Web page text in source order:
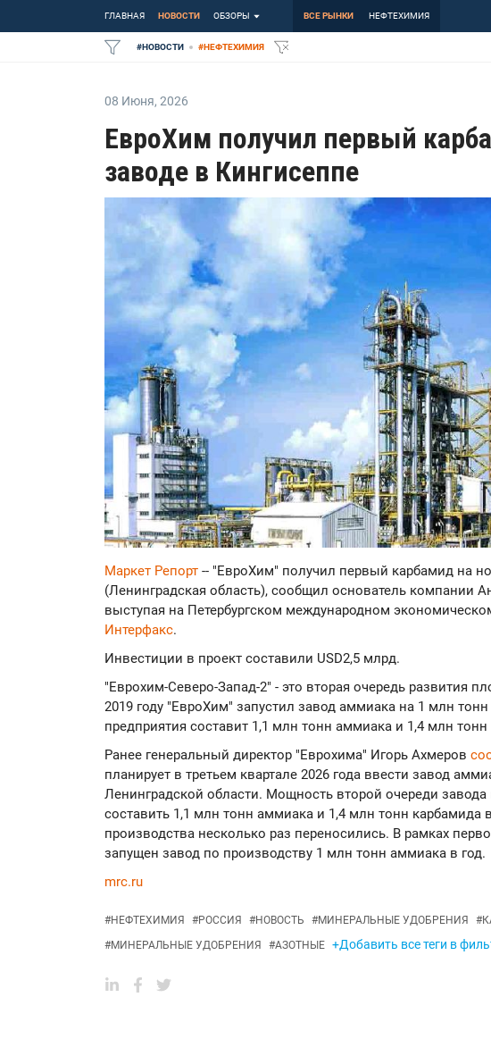
ГЛАВНАЯ НОВОСТИ ОБЗОРЫ ВСЕ РЫНКИ НЕФТЕХИМИЯ
#НОВОСТИ #НЕФТЕХИМИЯ
08 Июня, 2026
ЕвроХим получил первый
заводе в Кингисеппе
Маркет Репорт -- "ЕвроХим" получил первый карбамид на
(Ленинградская область), сообщил основатель компании
выступая на Петербургском международном
Интерфакс.
Инвестиции в проект составили USD2,5 млрд.
"Еврохим-Северо-Запад-2" - это вторая очередь развития
2019 году "ЕвроХим" запустил завод аммиака на 1 млн
предприятия составит 1,1 млн тонн аммиака и 1,4 млн тонн
Ранее генеральный директор "Еврохима" Игорь Ахмеров
планирует в третьем квартале 2026 года ввести завод
Ленинградской области. Мощность второй очереди
составить 1,1 млн тонн аммиака и 1,4 млн тонн карбамида
производства несколько раз переносились. В рамках
запущен завод по производству 1 млн тонн аммиака в год.
mrc.ru
#НЕФТЕХИМИЯ #РОССИЯ #НОВОСТЬ #МИНЕРАЛЬНЫЕ УДОБРЕНИЯ #
#МИНЕРАЛЬНЫЕ УДОБРЕНИЯ #АЗОТНЫЕ +Добавить все теги в